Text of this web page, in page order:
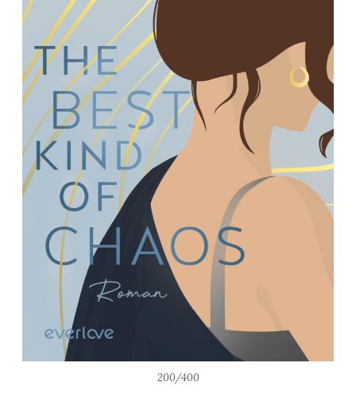
200/400